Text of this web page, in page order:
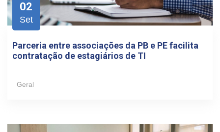
02
Set
Parceria entre associações da PB e PE facilita
contratação de estagiários de TI
Geral